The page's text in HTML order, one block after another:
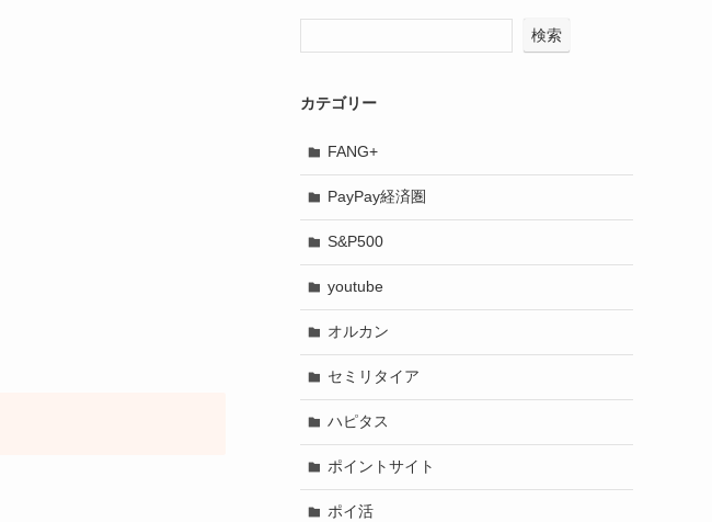
検索
カテゴリー
FANG+
PayPay経済圏
S&P500
youtube
オルカン
セミリタイア
ハピタス
ポイントサイト
ポイ活